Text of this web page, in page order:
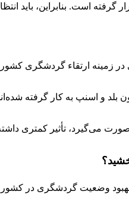
در زمینه ارتقاء گردشگری
بلد و اسنپ به کار گرفته
می‌گیرد، تأثیر کمتری
وضعیت گردشگری در